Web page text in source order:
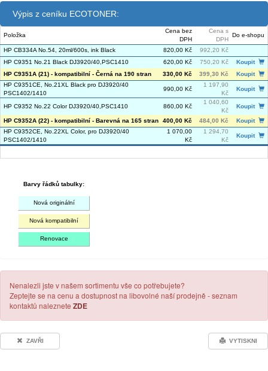
Výpis z ceníku ECOTONER:
Položka
Cena bez
DPH
Cena s
DPH
Do e-shopu
HP CB334A No.54, 20ml/600s, ink Black 820,00 Kč
992,20 Kč
HP C9351 No.21 Black DJ3920/40,PSC1410
620,00 Kč 750,20 Kč
Koupit
HP C9351A (21) - kompatibilní - Černá na 190 stran
330,00 Kč 399,30 Kč
Koupit
HP C9351CE, No.21XL Black pro DJ3920/40
PSC1402/1410
990,00 Kč
1 197,90
Kč
Koupit
HP C9352 No.22 Color DJ3920/40,PSC1410 860,00 Kč
1 040,60
Kč
Koupit
HP C9352A (22) - kompatibilní - Barevná na 165 stran 400,00 Kč 484,00 Kč
Koupit
HP C9352CE, No.22XL Color, pro DJ3920/40
PSC1402/1410
1 070,00
Kč
1 294,70
Kč
Koupit
Barvy řádků tabulky:
Nová originální
Nová kompatibilní
Renovace
Nenalezli jste v našem sortimentu vše co potřebujete?
Zeptejte se na cenu a dostupnost na libovolné naší prodejně - seznam
kontaktů naleznete ZDE
ZAVŘI VYTISKNI